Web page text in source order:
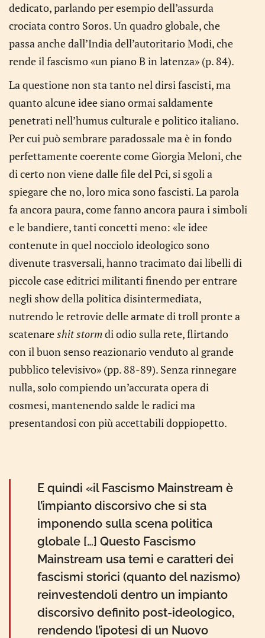
dedicato, parlando per esempio dell’assurda
crociata contro Soros. Un quadro globale, che
passa anche dall’India dell’autoritario Modi, che
rende il fascismo «un piano B in latenza» (p. 84).
La questione non sta tanto nel dirsi fascisti, ma
quanto alcune idee siano ormai saldamente
penetrati nell’humus culturale e politico italiano.
Per cui può sembrare paradossale ma è in fondo
perfettamente coerente come Giorgia Meloni, che
di certo non viene dalle file del Pci, si sgoli a
spiegare che no, loro mica sono fascisti. La parola
fa ancora paura, come fanno ancora paura i simboli
e le bandiere, tanti concetti meno: «le idee
contenute in quel nocciolo ideologico sono
divenute trasversali, hanno tracimato dai libelli di
piccole case editrici militanti finendo per entrare
negli show della politica disintermediata,
nutrendo le retrovie delle armate di troll pronte a
scatenareshit stormdi odio sulla rete, flirtando
con il buon senso reazionario venduto al grande
pubblico televisivo» (pp. 88-89). Senza rinnegare
nulla, solo compiendo un’accurata opera di
cosmesi, mantenendo salde le radici ma
presentandosi con più accettabili doppiopetto.
E quindi «il Fascismo Mainstream è
l’impianto discorsivo che si sta
imponendo sulla scena politica
globale […] Questo Fascismo
Mainstream usa temi e caratteri dei
fascismi storici (quanto del nazismo)
reinvestendoli dentro un impianto
discorsivo definito post-ideologico,
rendendo l’ipotesi di un Nuovo